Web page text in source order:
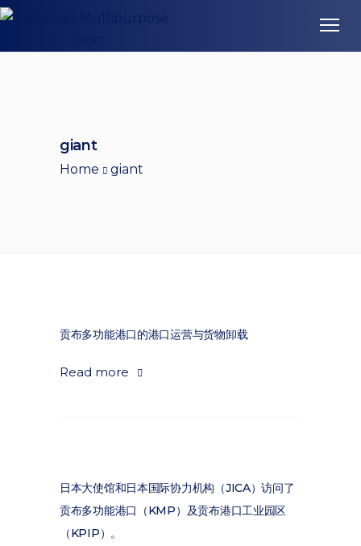
giant
Home giant
贡布多功能港口的港口运营与货物卸载
Read more
日本大使馆和日本国际协力机构（JICA）访问了
贡布多功能港口（KMP）及贡布港口工业园区
（KPIP）。